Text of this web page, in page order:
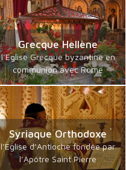
Grecque Hellène
l’Eglise Grecque byzantine en
communion avec Rome
Syriaque Orthodoxe
l’Eglise d’Antioche fondée par
l’Apôtre Saint Pierre